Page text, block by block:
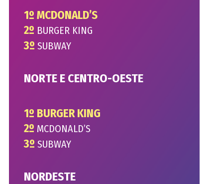
1º MCDONALD’S
2º BURGER KING
3º SUBWAY
NORTE E CENTRO-OESTE
1º BURGER KING
2º MCDONALD’S
3º SUBWAY
NORDESTE